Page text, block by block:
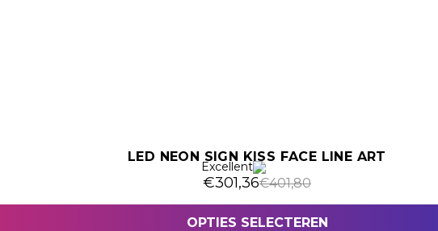
LED NEON SIGN KISS FACE LINE ART
Excellent
€401,80
Oorspronkelijke prijs was:
€301,36
Huidige prijs is: €301,36.
OPTIES SELECTEREN